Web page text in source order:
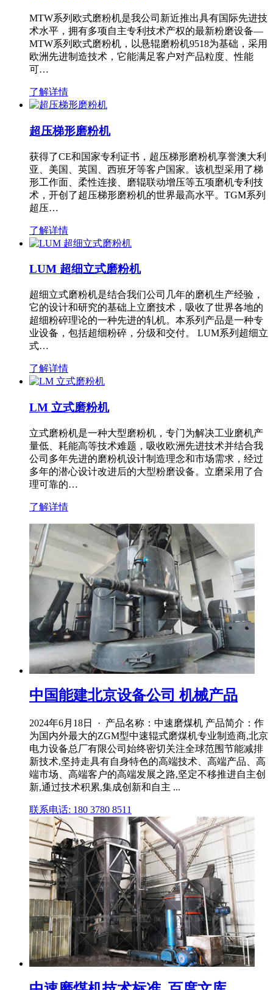
MTW系列欧式磨粉机是我公司新近推出具有国际先进技
术水平，拥有多项自主专利技术产权的最新粉磨设备—
MTW系列欧式磨粉机，以悬辊磨粉机9518为基础，采用
欧洲先进制造技术，它能满足客户对产品粒度、性能
可…
了解详情
超压梯形磨粉机
获得了CE和国家专利证书，超压梯形磨粉机享誉澳大利
亚、美国、英国、西班牙等客户国家。该机型采用了梯
形工作面、柔性连接、磨辊联动增压等五项磨机专利技
术，开创了超压梯形磨粉机的世界最高水平。TGM系列
超压…
了解详情
LUM 超细立式磨粉机
超细立式磨粉机是结合我们公司几年的磨机生产经验，
它的设计和研究的基础上立磨技术，吸收了世界各地的
超细粉碎理论的一种先进的轧机。本系列产品是一种专
业设备，包括超细粉碎，分级和交付。 LUM系列超细立
式…
了解详情
LM 立式磨粉机
立式磨粉机是一种大型磨粉机，专门为解决工业磨机产
量低、耗能高等技术难题，吸收欧洲先进技术并结合我
公司多年先进的磨粉机设计制造理念和市场需求，经过
多年的潜心设计改进后的大型粉磨设备。立磨采用了合
理可靠的…
了解详情
中国能建北京设备公司 机械产品
2024年6月18日 · 产品名称：中速磨煤机 产品简介：作
为国内外最大的ZGM型中速辊式磨煤机专业制造商,北京
电力设备总厂有限公司始终密切关注全球范围节能减排
新技术,坚持走具有自身特色的高端技术、高端产品、高
端市场、高端客户的高端发展之路,坚定不移推进自主创
新,通过技术积累,集成创新和自主 ...
联系电话: 180 3780 8511